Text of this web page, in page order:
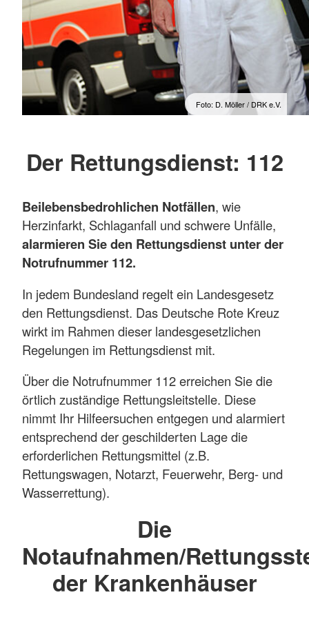
Foto: D. Möller / DRK e.V.
Der Rettungsdienst: 112
Beilebensbedrohlichen Notfällen, wie
Herzinfarkt, Schlaganfall und schwere Unfälle,
alarmieren Sie den Rettungsdienst unter der
Notrufnummer 112.
In jedem Bundesland regelt ein Landesgesetz
den Rettungsdienst. Das Deutsche Rote Kreuz
wirkt im Rahmen dieser landesgesetzlichen
Regelungen im Rettungsdienst mit.
Über die Notrufnummer 112 erreichen Sie die
örtlich zuständige Rettungsleitstelle. Diese
nimmt Ihr Hilfeersuchen entgegen und alarmiert
entsprechend der geschilderten Lage die
erforderlichen Rettungsmittel (z.B.
Rettungswagen, Notarzt, Feuerwehr, Berg- und
Wasserrettung).
Die
Notaufnahmen/
der Krankenhäuser